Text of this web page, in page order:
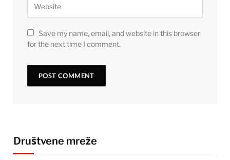
Save my name, email, and website in this browser
for the next time I comment.
Društvene mreže